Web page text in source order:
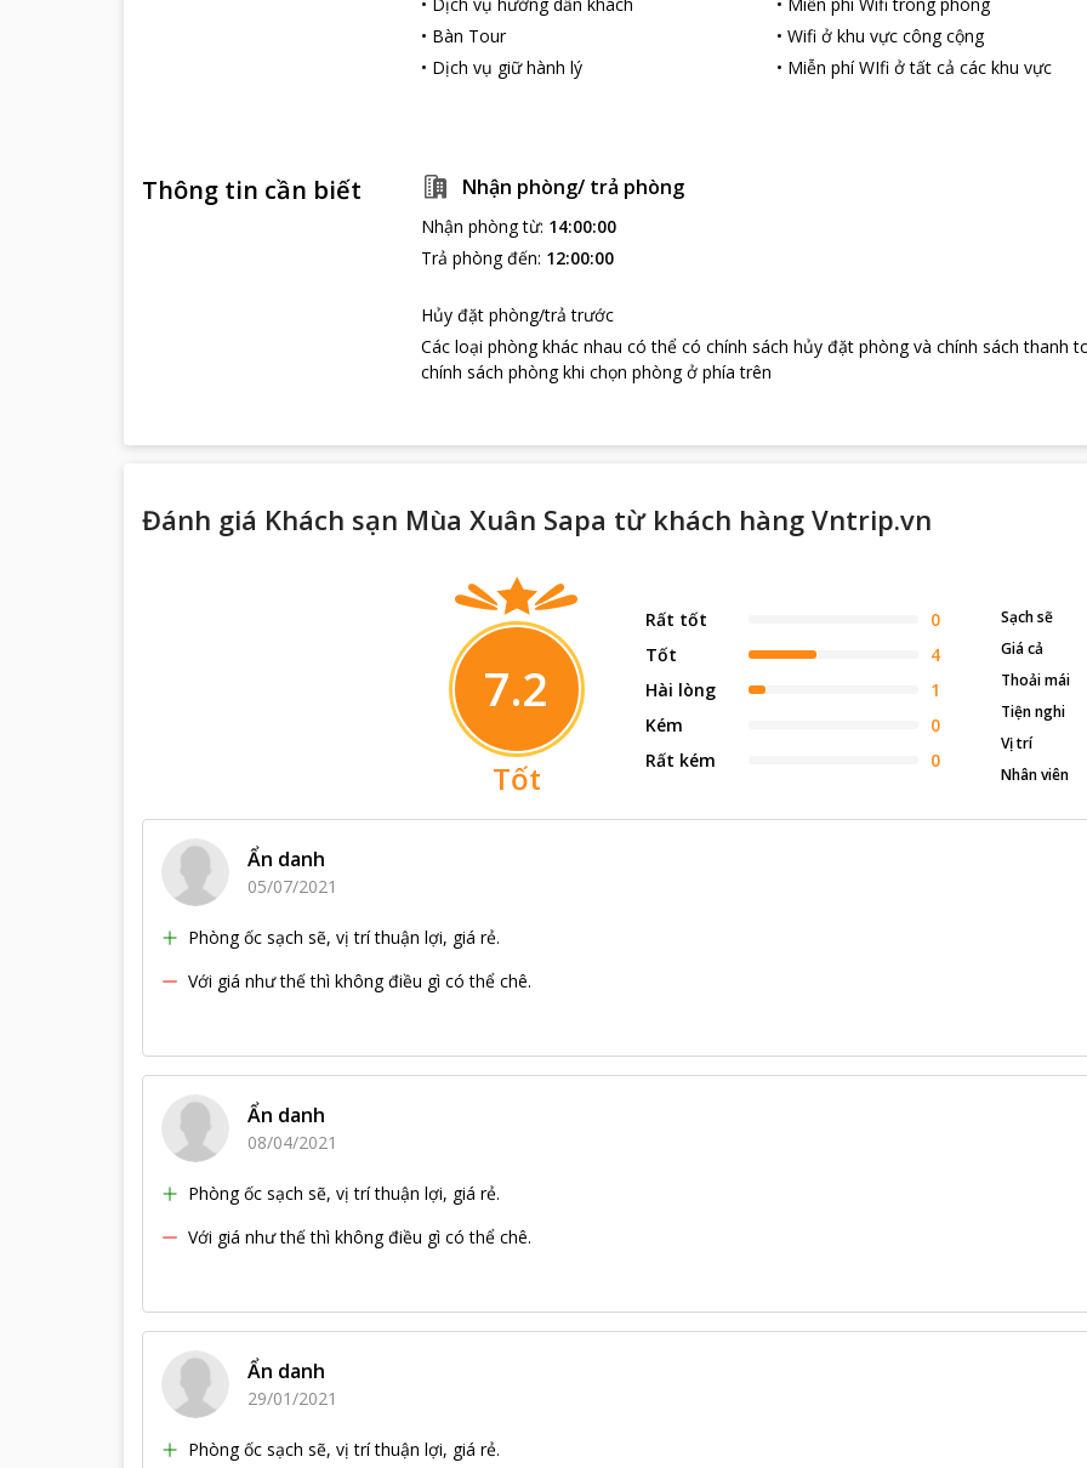
Quá trình đi lại của du khách trong thành phố cũng rất được khách sạn chú ý với
dịch vụ cho thuê xe, dịch vụ đưa đón, có nhân viên tư vấn và chỉ dẫn,… tạo thuận
động lớn khi đến tham quan và nghỉ ngơi ở đây.
nhiều nghề thủ công truyền thống như trồng bông, lanh và dệt vải. Nơi đây xứng
• Bàn Tour
• Dịch vụ giữ hành lý
•Wifi ở khu vực công cộng
• Miễn phí WIfi ở tất cả các khu vực
Thông tin cần biết Nhận phòng/ trả phòng
Nhận phòng từ: 14:00:00
Trả phòng đến: 12:00:00
Hủy đặt phòng/trả trước
Các loại phòng khác nhau có thể có chính sách hủy đặt phòng và chính sách thanh
chính sách phòng khi chọn phòng ở phía trên
Đánh giá Khách sạn Mùa Xuân Sapa từ khách hàng Vntrip.vn
7.2
Tốt
Rất tốt
0
Tốt
4
Hài lòng
1
Kém
0
Rất kém
0
Sạch sẽ
Giá cả
Thoải mái
Tiện nghi
Vị trí
Nhân viên
Ẩn danh
05/07/2021
Phòng ốc sạch sẽ, vị trí thuận lợi, giá rẻ.
Với giá như thế thì không điều gì có thể chê.
Ẩn danh
08/04/2021
Phòng ốc sạch sẽ, vị trí thuận lợi, giá rẻ.
Với giá như thế thì không điều gì có thể chê.
Ẩn danh
29/01/2021
Phòng ốc sạch sẽ, vị trí thuận lợi, giá rẻ.